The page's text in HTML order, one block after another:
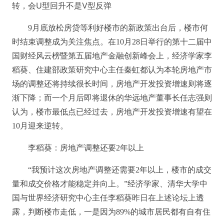
转，会U型回升不是V型反弹
9月底放松房贷等利好楼市的新政策出台后，楼市何
时结束调整成为关注焦点。在10月28日举行的第十二届中
国财经风云榜暨第五届地产金融创新峰会上，经济学家李
稻葵、住建部政策研究中心主任秦虹都认为本轮房地产市
场的调整还将持续很长时间，房地产开发投资增速则将逐
渐下降；而一个月后即将退休的华远地产董事长任志强则
认为，楼市最低点已经过去，房地产开发投资增速有望在
10月迎来逆转。
李稻葵：房地产调整还要2年以上
“我预计这次房地产调整还需要2年以上，楼市的成交
量和成交价格才能稳定并向上。”经济学家、清华大学中
国与世界经济研究中心主任李稻葵昨日在上述论坛上透
露，判断楼市走低，一是因为89%的城市居民都有自有住